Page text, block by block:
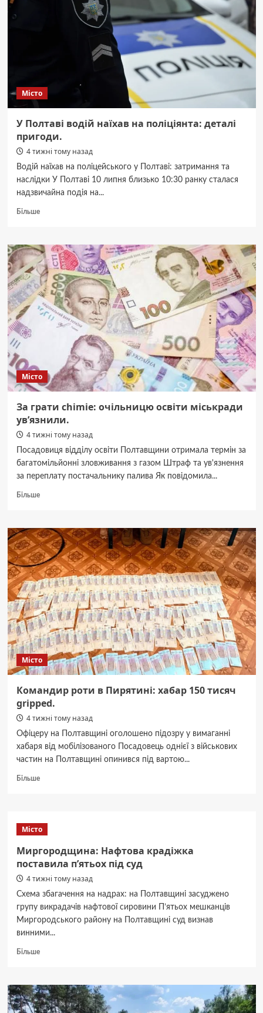
Місто
У Полтаві водій наїхав на поліціянта: деталі
пригоди.
4 тижні тому назад
Водій наїхав на поліцейського у Полтаві: затримання та
наслідки У Полтаві 10 липня близько 10:30 ранку сталася
надзвичайна подія на...
БільшеДокладніше
Полтаві
водій
наїхав
на
поліціянта:
деталі
пригоди.
Місто
За грати chimie: очільницю освіти міськради
ув’язнили.
4 тижні тому назад
Посадовиця відділу освіти Полтавщини отримала термін за
багатомільйонні зловживання з газом Штраф та ув'язнення
за переплату постачальнику палива Як повідомила...
БільшеДокладніше
грати
chimie:
очільницю
освіти
міськради
ув’язнили.
Місто
Командир роти в Пирятині: хабар 150 тисяч
gripped.
4 тижні тому назад
Офіцеру на Полтавщині оголошено підозру у вимаганні
хабаря від мобілізованого Посадовець однієї з військових
частин на Полтавщині опинився під вартою...
БільшеДокладніше
Пирятині:
150
тисяч
gripped.
Місто
Миргородщина: Нафтова крадіжка
поставила п’ятьох під суд
4 тижні тому назад
Схема збагачення на надрах: на Полтавщині засуджено
групу викрадачів нафтової сировини П’ятьох мешканців
Миргородського району на Полтавщині суд визнав
винними...
БільшеДокладніше
Нафтова
крадіжка
поставила